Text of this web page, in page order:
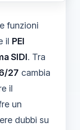
funzioni
il PEI
SIDI. Tra
27 cambia
il
un
dubbi su